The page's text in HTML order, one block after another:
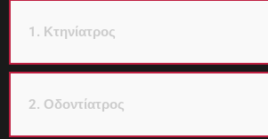
1. Κτηνίατρος
2. Οδοντίατρος